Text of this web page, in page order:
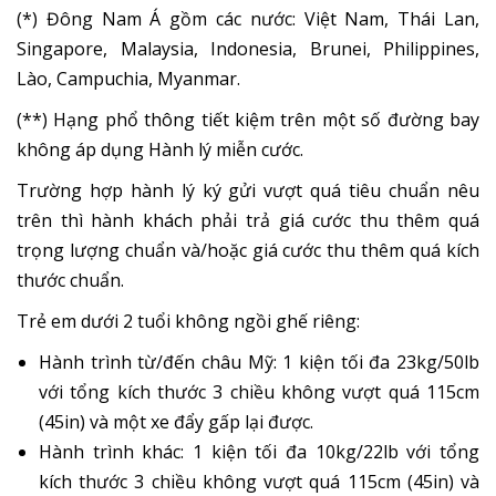
(*) Đông Nam Á gồm các nước: Việt Nam, Thái Lan,
Singapore, Malaysia, Indonesia, Brunei, Philippines,
Lào, Campuchia, Myanmar.
(**) Hạng phổ thông tiết kiệm trên một số đường bay
không áp dụng Hành lý miễn cước.
Trường hợp hành lý ký gửi vượt quá tiêu chuẩn nêu
trên thì hành khách phải trả giá cước thu thêm quá
trọng lượng chuẩn và/hoặc giá cước thu thêm quá kích
thước chuẩn.
Trẻ em dưới 2 tuổi không ngồi ghế riêng:
Hành trình từ/đến châu Mỹ: 1 kiện tối đa 23kg/50lb
với tổng kích thước 3 chiều không vượt quá 115cm
(45in) và một xe đẩy gấp lại được.
Hành trình khác: 1 kiện tối đa 10kg/22lb với tổng
kích thước 3 chiều không vượt quá 115cm (45in) và